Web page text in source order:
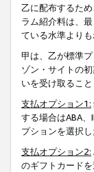
乙に配布するた
ラム紹介料は、
ている水準より
甲は、乙が標準
ゾン・サイトの
いを受け取るこ
支払オプション1:
する場合はABA
プションを選択
支払オプション2:
のギフトカード